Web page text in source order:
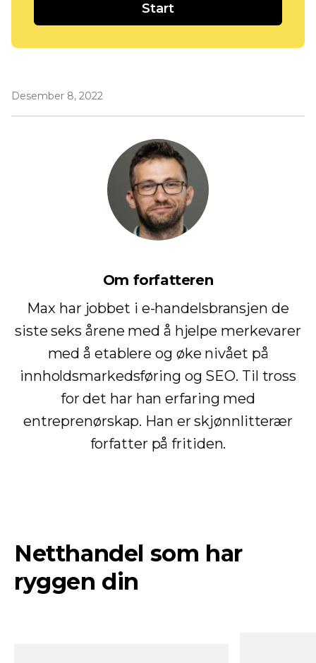
Start
Desember 8, 2022
Om forfatteren
Max har jobbet i e-handelsbransjen de
siste seks årene med å hjelpe merkevarer
med å etablere og øke nivået på
innholdsmarkedsføring og SEO. Til tross
for det har han erfaring med
entreprenørskap. Han er skjønnlitterær
forfatter på fritiden.
Netthandel som har
ryggen din